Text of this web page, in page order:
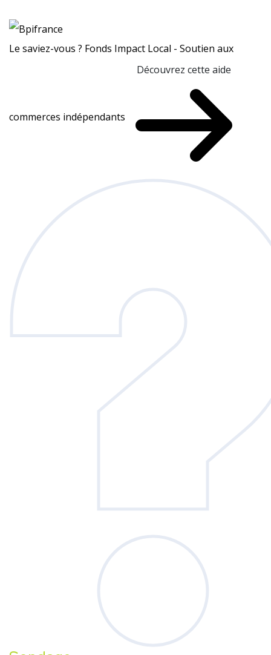
Le saviez-vous ? Fonds Impact Local - Soutien aux
commerces indépendants
Découvrez cette aide